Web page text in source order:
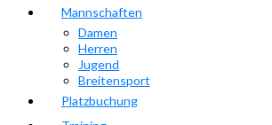
Mannschaften
Damen
Herren
Jugend
Breitensport
Platzbuchung